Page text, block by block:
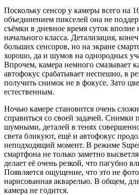
Поскольку сенсор у камеры всего на
объединением пикселей она не
съёмки в дневное время суток вполне
начального класса. Детализация,
больших сенсоров, но на экране
хорошо, да и шумов на однородных
Впрочем, камера немного смазывает
автофокус срабатывает неспешно, в
получить снимок не в фокусе. Зато
естественным.
Ночью камере становится очень
справиться со своей задачей. Снимки
шумными, деталей в тенях
света бликуют, ещё и автофокус
неподходящий момент. В режиме
смартфона не только заметно
делает её очень резкой, что пагубно
Появляется ощущение, что это не
нарисованная акварелью. В общем,
камера не годится.